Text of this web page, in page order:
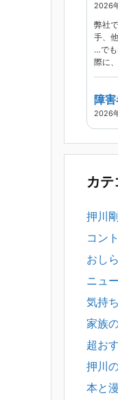
2026
弊社
手、
…でも
際に
障
2026
現在
や一
いる
精
へ
2026
通常
援の
ケ
2025
弊社
相談
カテ
押川
コン
おし
ニュ
気持
家族
超お
押川
本と